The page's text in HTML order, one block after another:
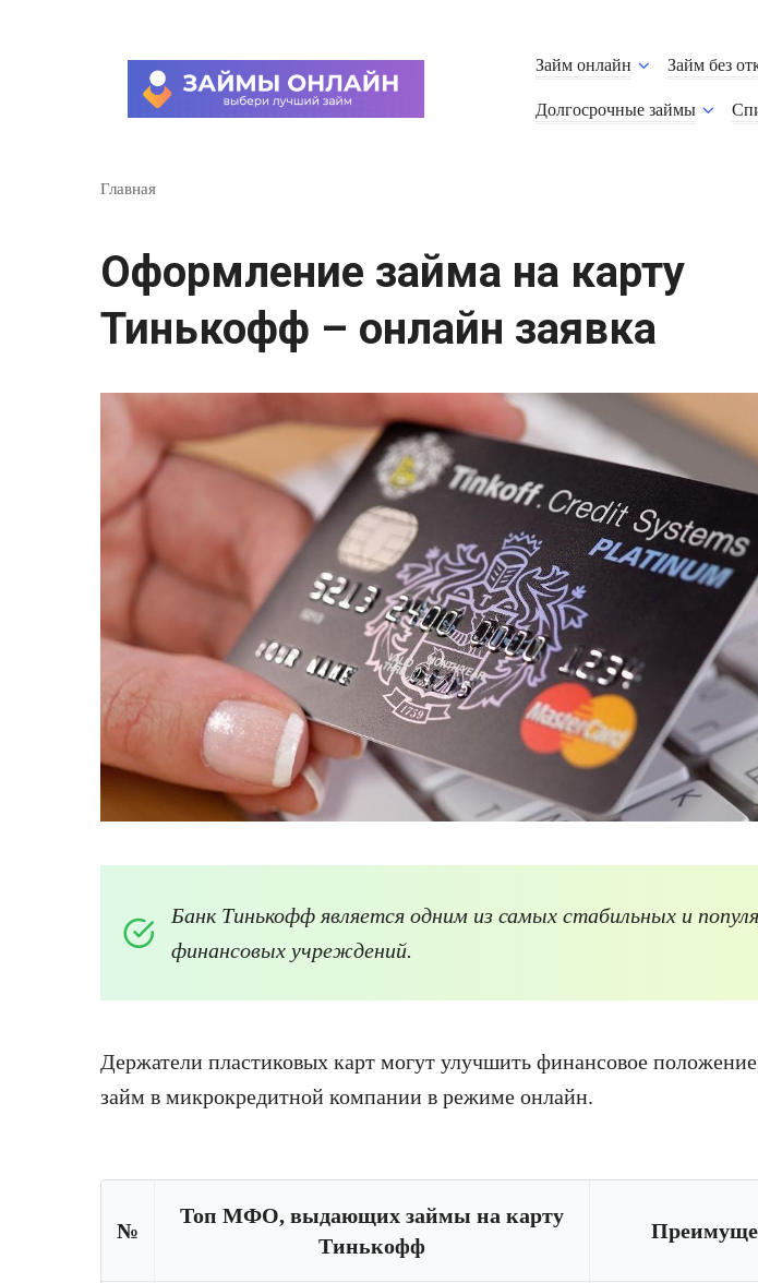
Займ онлайн Займ без
Долгосрочные займы
Главная
Оформление займа на карту
Тинькофф – онлайн заявка
Банк Тинькоффявляется одним из самых стабильных и
финансовых учреждений.
Держатели пластиковых карт могут улучшить финансовое
займ в микрокредитной компании в режиме онлайн.
№
Топ МФО, выдающих займы на карту
Тинькофф